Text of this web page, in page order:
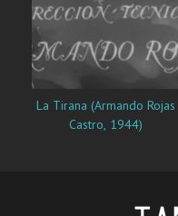
La Tirana (Armando Rojas
Castro, 1944)